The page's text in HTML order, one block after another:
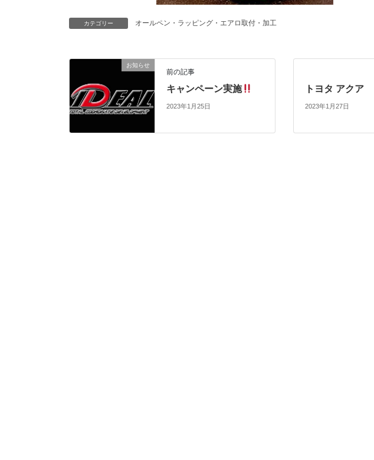
カテゴリー オールペン・ラッピング・エアロ取付・加工
お知らせ
前の記事
キャンペーン実施
2023年1月25日
トヨタ アクア
2023年1月27日